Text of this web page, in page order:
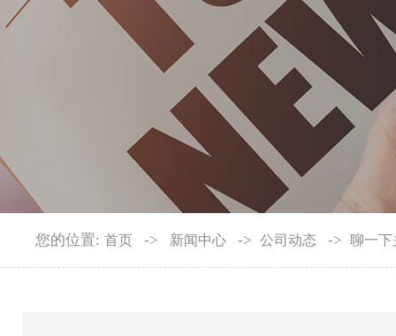
您的位置: 首页 -> 新闻中心 -> 公司动态 -> 聊一下